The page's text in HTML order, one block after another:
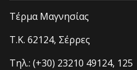
Τέρμα Μαγνησίας
T.K. 62124, Σέρρες
Τηλ.: (+30) 23210 49124, 125